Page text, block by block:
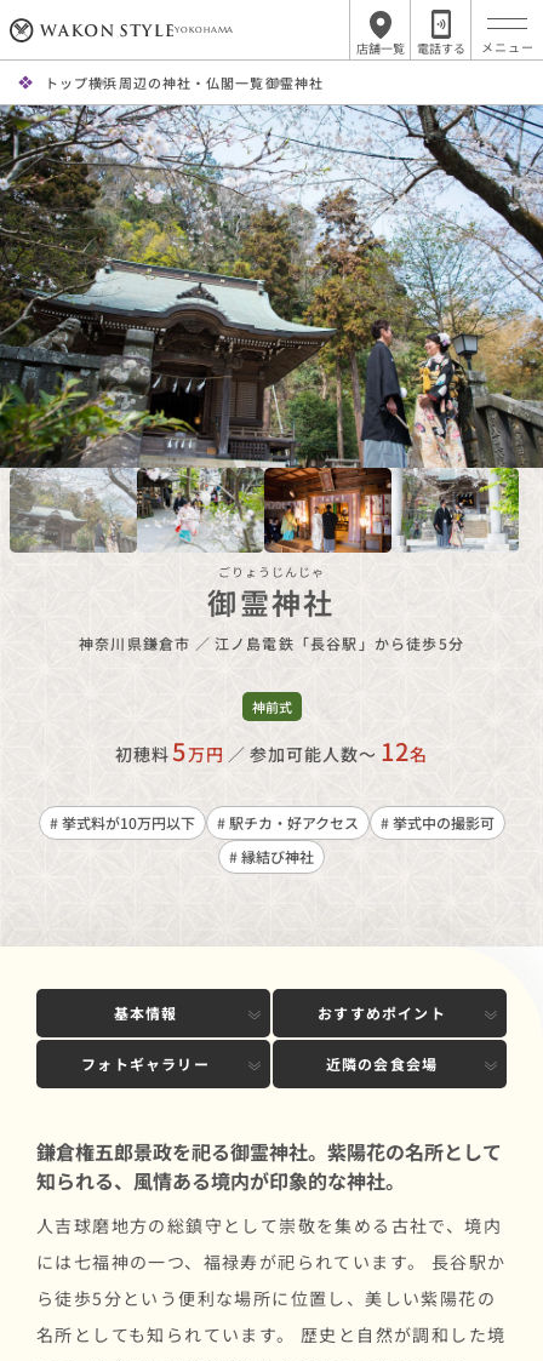
YOKOHAMA
店舗一覧 電話する
トップ横浜周辺の神社・仏閣一覧御霊神社
ごりょうじんじゃ
御霊神社
神奈川県鎌倉市 ／ 江ノ島電鉄「長谷駅」から徒歩5分
神前式
初穂料5万円 ／ 参加可能人数〜 12名
# 挙式料が10万円以下 # 駅チカ・好アクセス
# 挙式中の撮影可
# 縁結び神社
基本情報 おすすめポイント
フォトギャラリー 近隣の会食会場
鎌倉権五郎景政を祀る御霊神社。紫陽花の名所として
知られる、風情ある境内が印象的な神社。
人吉球磨地方の総鎮守として崇敬を集める古社で、境内
には七福神の一つ、福禄寿が祀られています。 長谷駅か
ら徒歩5分という便利な場所に位置し、美しい紫陽花の
名所としても知られています。 歴史と自然が調和した境